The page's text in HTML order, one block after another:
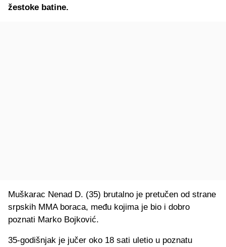
žestoke batine.
Muškarac Nenad D. (35) brutalno je pretučen od strane
srpskih MMA boraca, među kojima je bio i dobro
poznati Marko Bojković.
35-godišnjak je jučer oko 18 sati uletio u poznatu